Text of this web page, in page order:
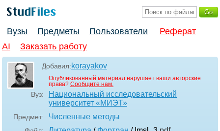
Вузы Предметы Пользователи
Реферат
AI
Заказать работу
Добавил:korayakov
Опубликованный материал нарушает ваши авторские
права? Сообщите нам.
Вуз:
Национальный исследовательский
университет «МИЭТ»
Предмет: Численные методы